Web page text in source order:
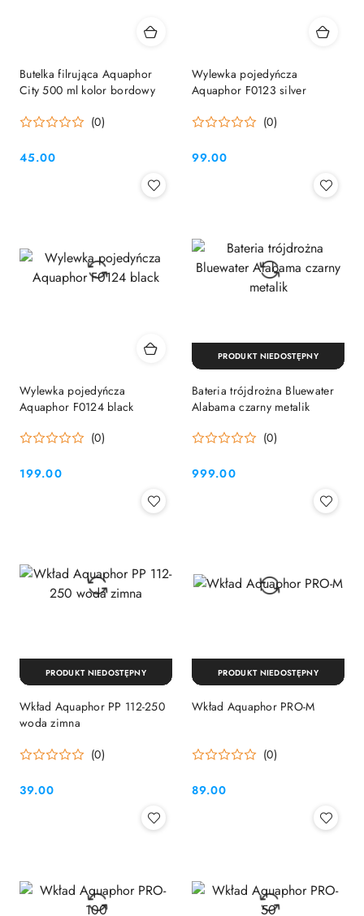
Butelka filrująca Aquaphor
City 500 ml kolor bordowy
(0)
Cena:
45.00
Wylewka pojedyńcza
Aquaphor F0123 silver
(0)
Cena:
99.00
Wylewka pojedyńcza
Aquaphor F0124 black
(0)
Cena:
199.00
Bateria trójdrożna Bluewater
Alabama czarny metalik
(0)
Cena:
999.00
PRODUKT NIEDOSTĘPNY
Wkład Aquaphor PP 112-250
woda zimna
(0)
Cena:
39.00
PRODUKT NIEDOSTĘPNY
Wkład Aquaphor PRO-M
(0)
Cena:
89.00
PRODUKT NIEDOSTĘPNY